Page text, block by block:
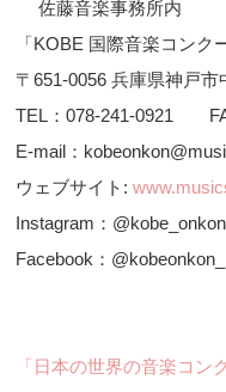
佐藤音楽事務所内
「KOBE 国際音楽コン
〒651-0056 兵庫県神戸
TEL：078-241-0921
E-mail：
ウェブサイト:
Instagram：
Facebook：
「日本の世界の音楽コン